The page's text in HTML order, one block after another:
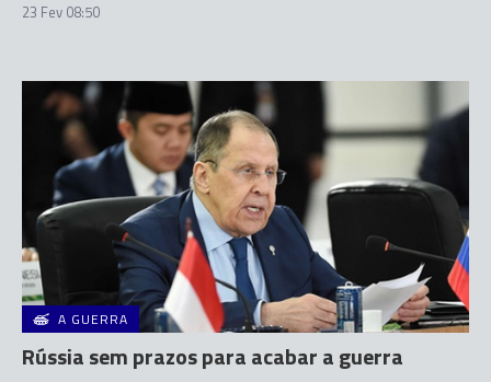
23 Fev 08:50
A GUERRA
Rússia sem prazos para acabar a guerra